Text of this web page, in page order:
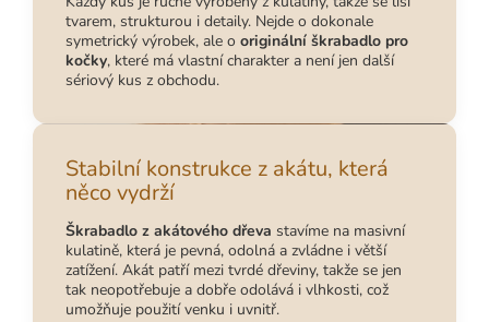
tvarem, strukturou i detaily. Nejde o dokonale
symetrický výrobek, ale o originální škrabadlo pro
kočky, které má vlastní charakter a není jen další
sériový kus z obchodu.
Stabilní konstrukce z akátu, která
něco vydrží
Škrabadlo z akátového dřeva stavíme na masivní
kulatině, která je pevná, odolná a zvládne i větší
zatížení. Akát patří mezi tvrdé dřeviny, takže se jen
tak neopotřebuje a dobře odolává i vlhkosti, což
umožňuje použití venku i uvnitř.